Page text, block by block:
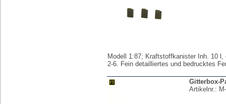
Modell 1:87; Kraftstoffkanister Inh. 10 l,
2-6. Fein detailliertes und bedrucktes
Gitterbox-
Artikelnr.: